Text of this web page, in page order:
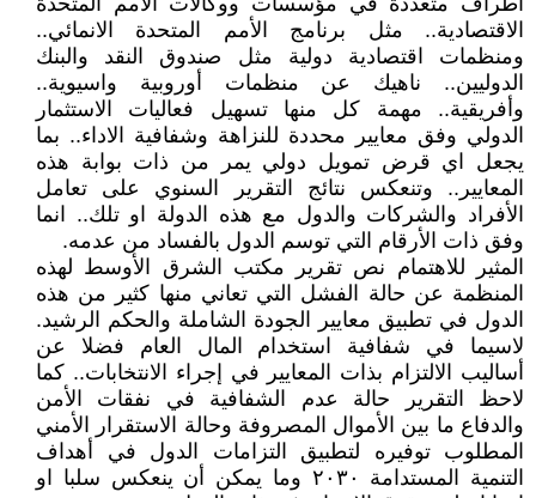
الاقتصادية.. مثل برنامج الأمم المتحدة الانمائي..
ومنظمات اقتصادية دولية مثل صندوق النقد والبنك
الدوليين.. ناهيك عن منظمات أوروبية واسيوية..
وأفريقية.. مهمة كل منها تسهيل فعاليات الاستثمار
الدولي وفق معايير محددة للنزاهة وشفافية الاداء.. بما
يجعل اي قرض تمويل دولي يمر من ذات بوابة هذه
المعايير.. وتنعكس نتائج التقرير السنوي على تعامل
الأفراد والشركات والدول مع هذه الدولة او تلك.. انما
وفق ذات الأرقام التي توسم الدول بالفساد من عدمه.
المثير للاهتمام نص تقرير مكتب الشرق الأوسط لهذه
المنظمة عن حالة الفشل التي تعاني منها كثير من هذه
الدول في تطبيق معايير الجودة الشاملة والحكم الرشيد.
لاسيما في شفافية استخدام المال العام فضلا عن
أساليب الالتزام بذات المعايير في إجراء الانتخابات.. كما
لاحظ التقرير حالة عدم الشفافية في نفقات الأمن
والدفاع ما بين الأموال المصروفة وحالة الاستقرار الأمني
المطلوب توفيره لتطبيق التزامات الدول في أهداف
التنمية المستدامة ٢٠٣٠ وما يمكن أن ينعكس سلبا او